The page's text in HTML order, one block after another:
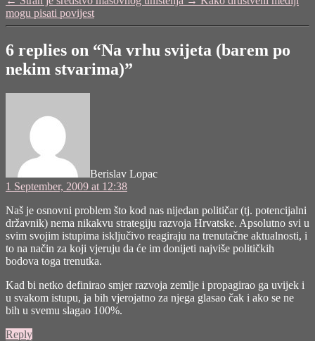
(barem
po
nekim
stvarima)"
mogu pisati povijest
6 replies on “Na vrhu svijeta (barem po
nekim stvarima)”
Berislav Lopac
1 September, 2009 at 12:38
Naš je osnovni problem što kod nas nijedan političar (tj. potencijalni
državnik) nema nikakvu strategiju razvoja Hrvatske. Apsolutno svi u
svim svojim istupima isključivo reagiraju na trenutačne aktualnosti, i
to na način za koji vjeruju da će im donijeti najviše političkih
bodova toga trenutka.
Kad bi netko definirao smjer razvoja zemlje i propagirao ga uvijek i
u svakom istupu, ja bih vjerojatno za njega glasao čak i ako se ne
bih u svemu slagao 100%.
Reply